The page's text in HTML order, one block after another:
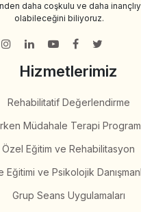
daha coşkulu ve daha
olabileceğini biliyoruz.
Hizmetlerimiz
Rehabilitatif Değerlendirme
Müdahale Terapi
Özel Eğitim ve Rehabilitasyon
Eğitimi ve Psikolojik
Grup Seans Uygulamaları